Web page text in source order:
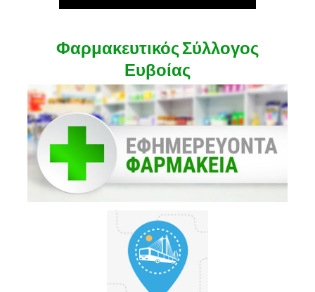
Φαρμακευτικός Σύλλογος
Ευβοίας